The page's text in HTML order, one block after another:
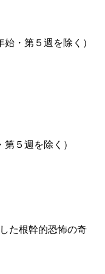
・第５週を除く）
５週を除く）
た根幹的恐怖の奇